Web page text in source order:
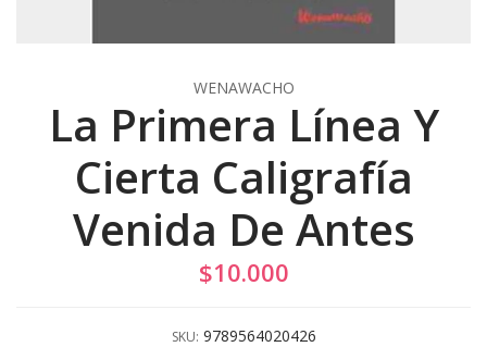
WENAWACHO
La Primera Línea Y
Cierta Caligrafía
Venida De Antes
$10.000
SKU: 9789564020426